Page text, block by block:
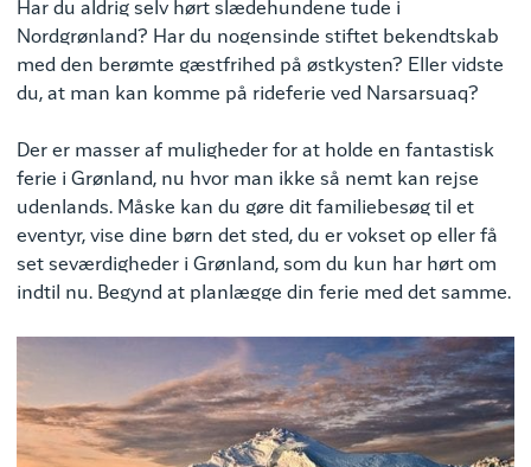
Har du aldrig selv hørt slædehundene tude i
Nordgrønland? Har du nogensinde stiftet bekendtskab
med den berømte gæstfrihed på østkysten? Eller vidste
du, at man kan komme på rideferie ved Narsarsuaq?
Der er masser af muligheder for at holde en fantastisk
ferie i Grønland, nu hvor man ikke så nemt kan rejse
udenlands. Måske kan du gøre dit familiebesøg til et
eventyr, vise dine børn det sted, du er vokset op eller få
set seværdigheder i Grønland, som du kun har hørt om
indtil nu. Begynd at planlægge din ferie med det samme.